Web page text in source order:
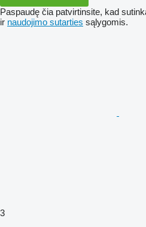
Paspaudę čia patvirtinsite, kad
ir naudojimo sutarties sąlygomis.
3